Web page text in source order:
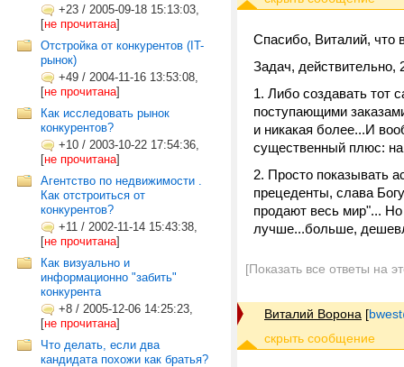
+23 / 2005-09-18 15:13:03,
[не прочитана]
Отстройка от конкурентов (IT-
рынок)
+49 / 2004-11-16 13:53:08,
[не прочитана]
Как исследовать рынок
конкурентов?
+10 / 2003-10-22 17:54:36,
[не прочитана]
Агентство по недвижимости .
Как отстроиться от
конкурентов?
+11 / 2002-11-14 15:43:38,
[не прочитана]
Как визуально и
информационно "забить"
конкурента
+8 / 2005-12-06 14:25:23,
[не прочитана]
Что делать, если два
кандидата похожи как братья?
Спасибо, Виталий, что
Задач, действительно,
1. Либо создавать тот
поступающими
и никакая более...И
существенный плюс:
2. Просто показывать
прецеденты, слава
продают весь мир"... Но
лучше...больше,
[Показать все ответы на
Виталий Ворона [